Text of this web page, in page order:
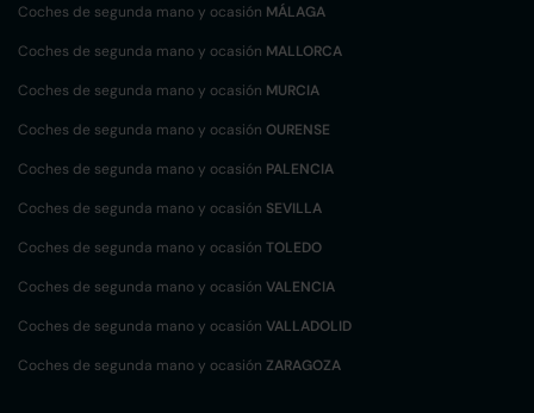
Coches de segunda mano y ocasión MÁLAGA
Coches de segunda mano y ocasión MALLORCA
Coches de segunda mano y ocasión MURCIA
Coches de segunda mano y ocasión OURENSE
Coches de segunda mano y ocasión PALENCIA
Coches de segunda mano y ocasión SEVILLA
Coches de segunda mano y ocasión TOLEDO
Coches de segunda mano y ocasión VALENCIA
Coches de segunda mano y ocasión VALLADOLID
Coches de segunda mano y ocasión ZARAGOZA